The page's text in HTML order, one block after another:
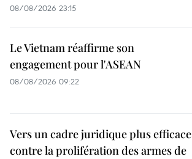
08/08/2026 23:15
Le Vietnam réaffirme son
engagement pour l'ASEAN
08/08/2026 09:22
Vers un cadre juridique plus efficace
contre la prolifération des armes de